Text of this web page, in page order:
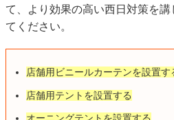
て、より効果の高い西日対策を
てください。
店舗用ビニールカーテンを設置す
店舗用テントを設置する